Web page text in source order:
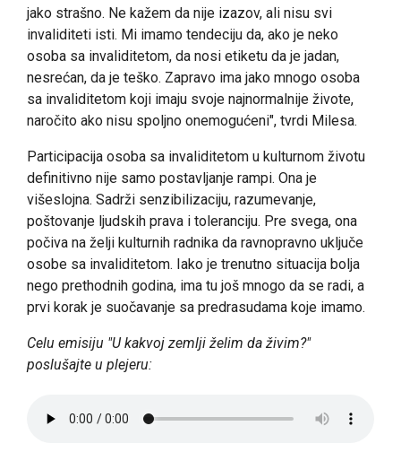
jako strašno. Ne kažem da nije izazov, ali nisu svi
invaliditeti isti. Mi imamo tendeciju da, ako je neko
osoba sa invaliditetom, da nosi etiketu da je jadan,
nesrećan, da je teško. Zapravo ima jako mnogo osoba
sa invaliditetom koji imaju svoje najnormalnije živote,
naročito ako nisu spoljno onemogućeni", tvrdi Milesa.
Participacija osoba sa invaliditetom u kulturnom životu
definitivno nije samo postavljanje rampi. Ona je
višeslojna. Sadrži senzibilizaciju, razumevanje,
poštovanje ljudskih prava i toleranciju. Pre svega, ona
počiva na želji kulturnih radnika da ravnopravno uključe
osobe sa invaliditetom. Iako je trenutno situacija bolja
nego prethodnih godina, ima tu još mnogo da se radi, a
prvi korak je suočavanje sa predrasudama koje imamo.
Celu emisiju "U kakvoj zemlji želim da živim?"
poslušajte u plejeru: